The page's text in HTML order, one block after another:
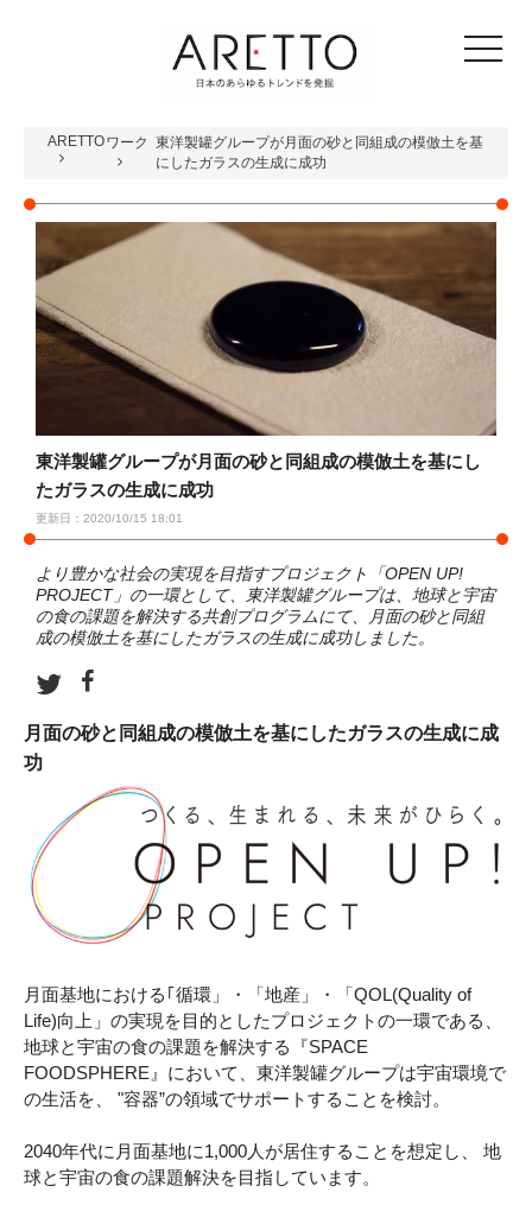
toggle
ARETTOワーク 東洋製罐グループが月面の砂と同組成の模倣土を基
にしたガラスの生成に成功
東洋製罐グループが月面の砂と同組成の模倣土を基にし
たガラスの生成に成功
更新日：2020/10/15 18:01
より豊かな社会の実現を目指すプロジェクト「OPEN UP!
PROJECT」の一環として、東洋製罐グループは、地球と宇宙
の食の課題を解決する共創プログラムにて、月面の砂と同組
成の模倣土を基にしたガラスの生成に成功しました。
月面の砂と同組成の模倣土を基にしたガラスの生成に成
功
月面基地における｢循環」・「地産」・「QOL(Quality of
Life)向上」の実現を目的としたプロジェクトの一環である、
地球と宇宙の食の課題を解決する『SPACE
FOODSPHERE』において、東洋製罐グループは宇宙環境で
の生活を、 "容器”の領域でサポートすることを検討。
2040年代に月面基地に1,000人が居住することを想定し、 地
球と宇宙の食の課題解決を目指しています。